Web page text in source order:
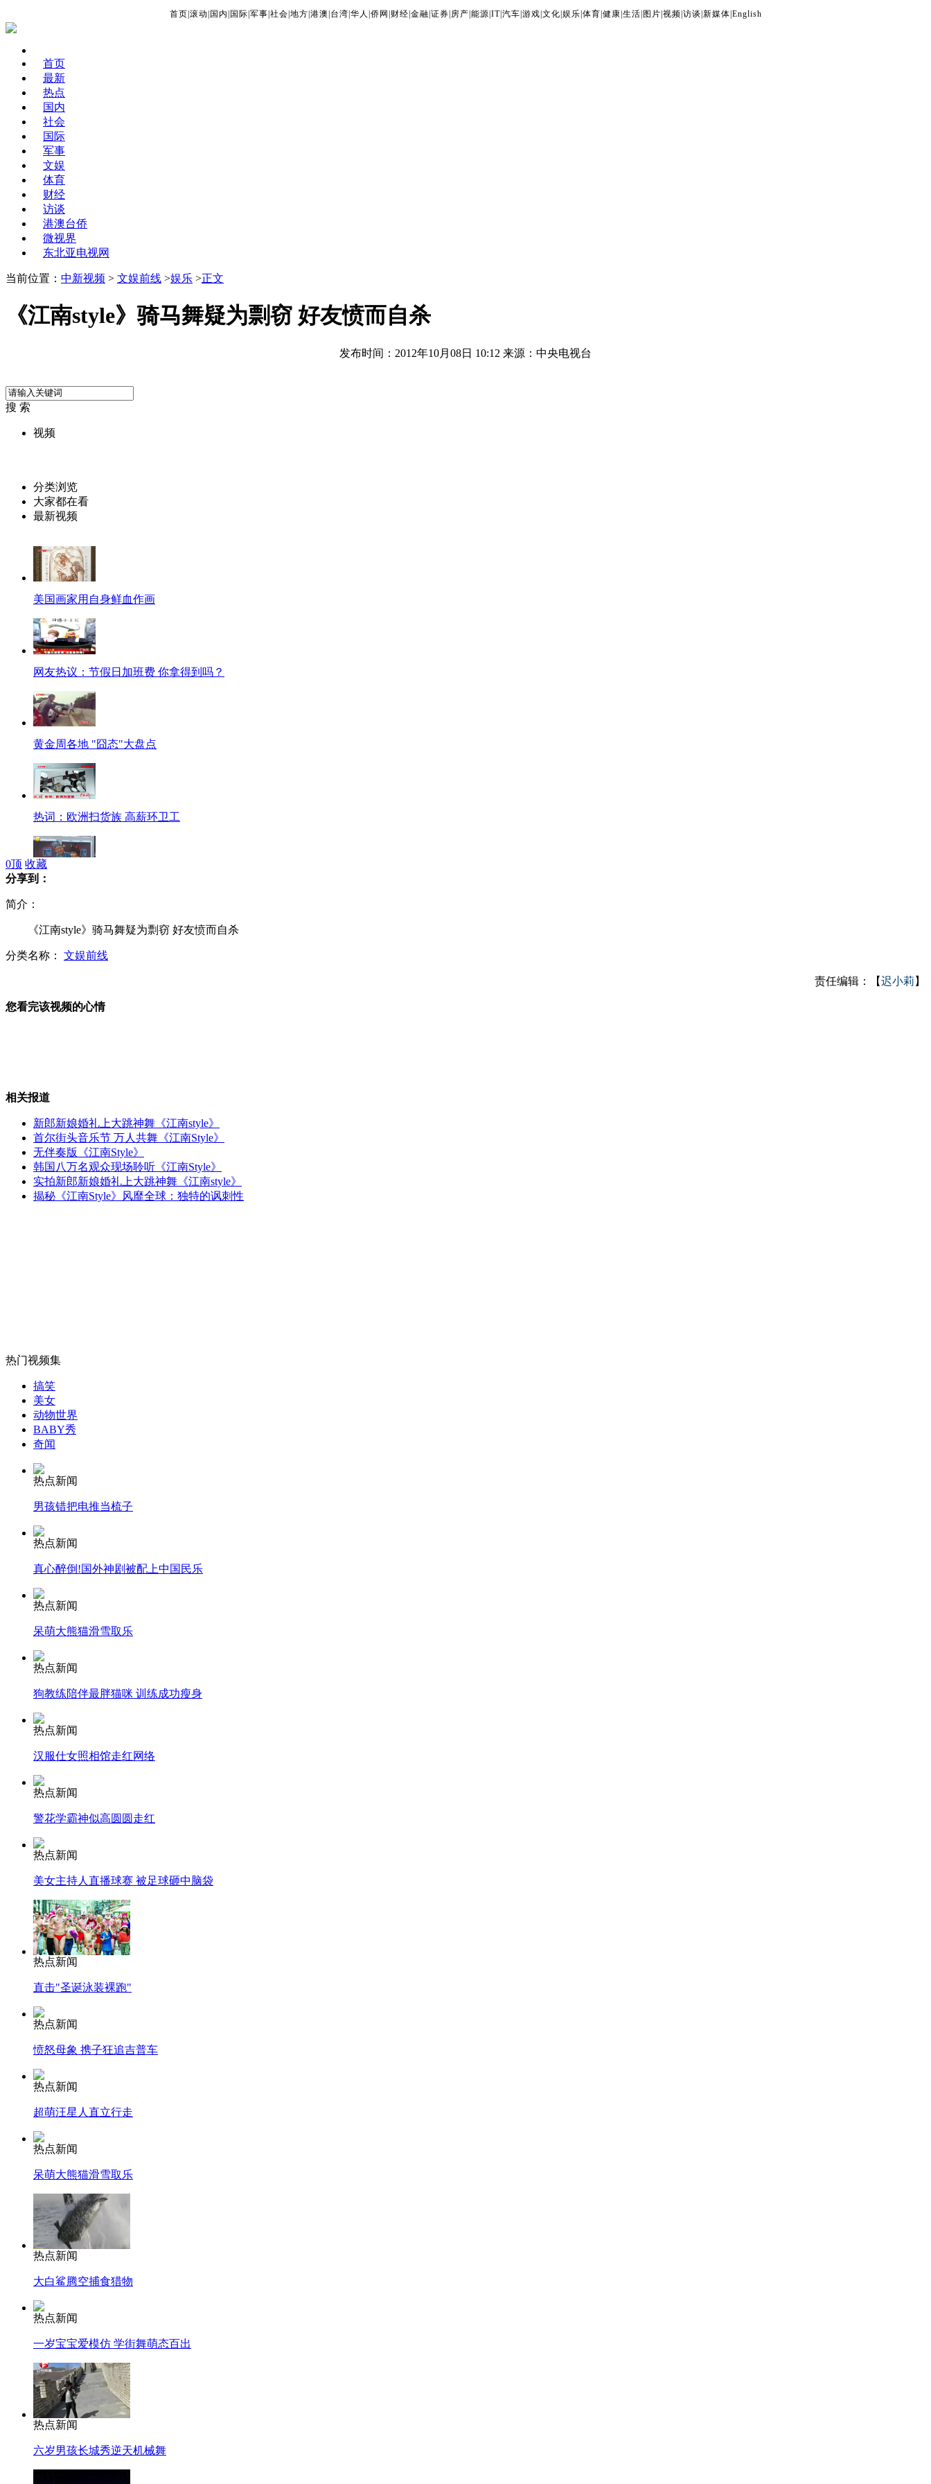
首页 滚动 国内 国际 军事 社会 地方 港澳 台湾 华人 侨网 财经 金融 证券 房产 能源 IT| 汽车 游戏 文化 娱乐 体育 健康 生活 图片 视频 访谈 新媒体 English
首页
最新
热点
国内
社会
国际
军事
文娱
体育
财经
访谈
港澳台侨
微视界
东北亚电视网
当前位置： 中新视频 > 文娱前线 >娱乐 >正文
《江南style》骑马舞疑为剽窃 好友愤而自杀
发布时间：2012年10月08日 10:12 来源：中央电视台
搜 索
视频
分类浏览
大家都在看
最新视频
美国画家用自身鲜血作画
网友热议：节假日加班费 你拿得到吗？
黄金周各地 "囧态"大盘点
热词：欧洲扫货族 高薪环卫工
美从未承认日本拥有钓鱼岛主权
南丫岛撞船事件协助救援船或目击整个经过
“龙”飞船即将进行首次正式飞行
无痛分娩是否安全 医生回应
外交部：反对强权政治霸凌主义
外交部：有关国家言论片面不公正
安徽一实载49人客车翻车
走！跟着总书记去植树
消防员救轻生者
纽约上演“枕头大战”
司机酒驾遇交警 急速倒车逃窜
0顶 收藏
分享到：
简介：
《江南style》骑马舞疑为剽窃 好友愤而自杀
分类名称： 文娱前线
责任编辑：【迟小莉 】
您看完该视频的心情
相关报道
新郎新娘婚礼上大跳神舞《江南style》
首尔街头音乐节 万人共舞《江南Style》
无伴奏版《江南Style》
韩国八万名观众现场聆听《江南Style》
实拍新郎新娘婚礼上大跳神舞《江南style》
揭秘《江南Style》风靡全球：独特的讽刺性
热门视频集
搞笑
美女
动物世界
BABY秀
奇闻
热点新闻
男孩错把电推当梳子
热点新闻
真心醉倒!国外神剧被配上中国民乐
热点新闻
呆萌大熊猫滑雪取乐
热点新闻
狗教练陪伴最胖猫咪 训练成功瘦身
热点新闻
汉服仕女照相馆走红网络
热点新闻
警花学霸神似高圆圆走红
热点新闻
美女主持人直播球赛 被足球砸中脑袋
热点新闻
直击"圣诞泳装裸跑"
热点新闻
愤怒母象 携子狂追吉普车
热点新闻
超萌汪星人直立行走
热点新闻
呆萌大熊猫滑雪取乐
热点新闻
大白鲨腾空捕食猎物
热点新闻
一岁宝宝爱模仿 学街舞萌态百出
热点新闻
六岁男孩长城秀逆天机械舞